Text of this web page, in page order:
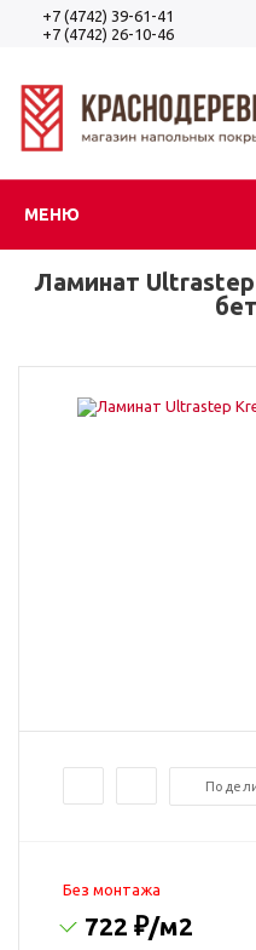
+7 (4742) 39-61-41
+7 (4742) 26-10-46
МЕНЮ
Ламинат
Без монтажа
722 ₽/м2